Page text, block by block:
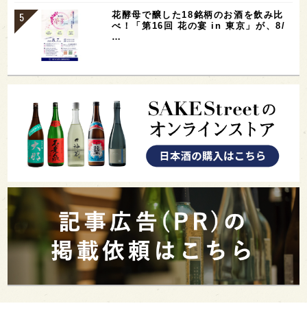
花酵母で醸した18銘柄のお酒を飲み比
べ！「第16回 花の宴 in 東京」が、8/
…